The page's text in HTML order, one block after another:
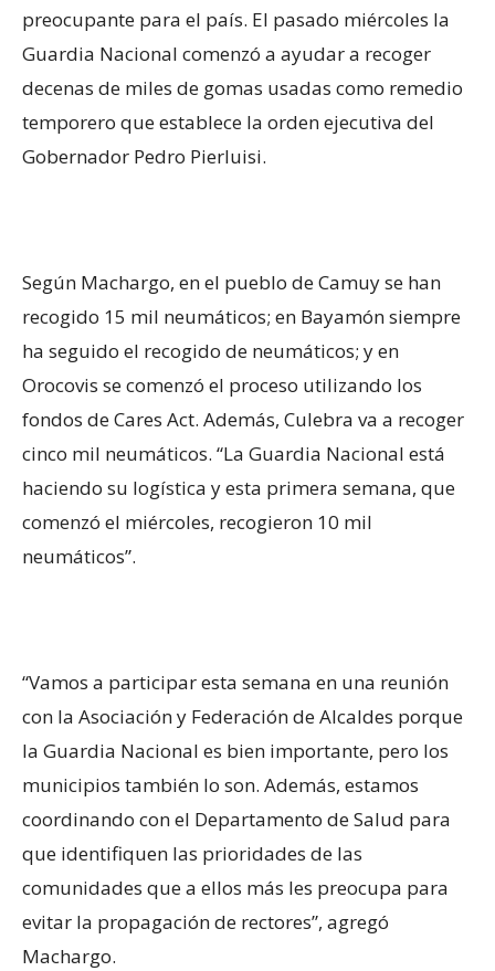
preocupante para el país. El pasado miércoles la
Guardia Nacional comenzó a ayudar a recoger
decenas de miles de gomas usadas como remedio
temporero que establece la orden ejecutiva del
Gobernador Pedro Pierluisi.
Según Machargo, en el pueblo de Camuy se han
recogido 15 mil neumáticos; en Bayamón siempre
ha seguido el recogido de neumáticos; y en
Orocovis se comenzó el proceso utilizando los
fondos de Cares Act. Además, Culebra va a recoger
cinco mil neumáticos. “La Guardia Nacional está
haciendo su logística y esta primera semana, que
comenzó el miércoles, recogieron 10 mil
neumáticos”.
“Vamos a participar esta semana en una reunión
con la Asociación y Federación de Alcaldes porque
la Guardia Nacional es bien importante, pero los
municipios también lo son. Además, estamos
coordinando con el Departamento de Salud para
que identifiquen las prioridades de las
comunidades que a ellos más les preocupa para
evitar la propagación de rectores”, agregó
Machargo.